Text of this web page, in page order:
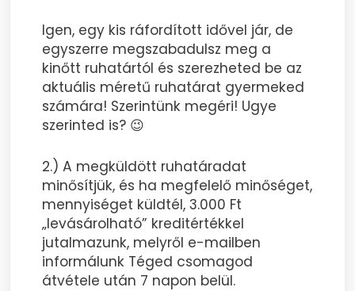
Igen, egy kis ráfordított idővel jár, de
egyszerre megszabadulsz meg a
kinőtt ruhatártól és szerezheted be az
aktuális méretű ruhatárat gyermeked
számára! Szerintünk megéri! Ugye
szerinted is? 😉
2.) A megküldött ruhatáradat
minősítjük, és ha megfelelő minőséget,
mennyiséget küldtél, 3.000 Ft
„levásárolható” kreditértékkel
jutalmazunk, melyről e-mailben
informálunk Téged csomagod
átvétele után 7 napon belül.